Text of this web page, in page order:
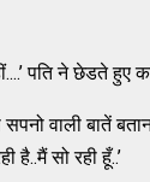
पति ने छेडते हुए
वाली बातें
है..मैं सो रही हूँ..’